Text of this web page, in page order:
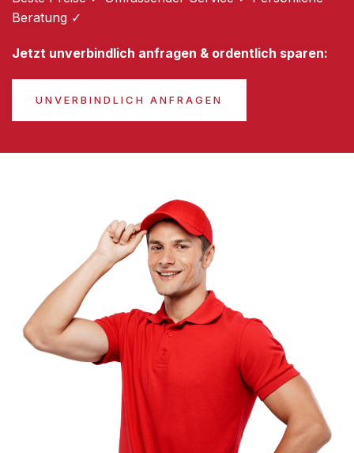
Beratung ✓
Jetzt unverbindlich anfragen & ordentlich sparen:
UNVERBINDLICH ANFRAGEN